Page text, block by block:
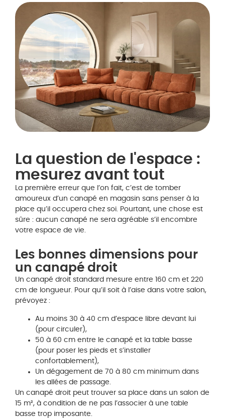
La question de l'espace :
mesurez avant tout
La première erreur que l’on fait, c’est de tomber
amoureux d’un canapé en magasin sans penser à la
place qu’il occupera chez soi. Pourtant, une chose est
sûre : aucun canapé ne sera agréable s’il encombre
votre espace de vie.
Les bonnes dimensions pour
un canapé droit
Un canapé droit standard mesure entre 160 cm et 220
cm de longueur. Pour qu’il soit à l’aise dans votre salon,
prévoyez :
Au moins 30 à 40 cm d’espace libre devant lui
(pour circuler),
50 à 60 cm entre le canapé et la table basse
(pour poser les pieds et s’installer
confortablement),
Un dégagement de 70 à 80 cm minimum dans
les allées de passage.
Un canapé droit peut trouver sa place dans un salon de
15 m², à condition de ne pas l’associer à une table
basse trop imposante.